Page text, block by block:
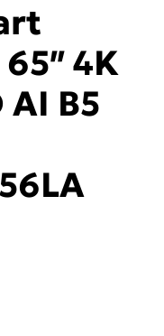
4K
AI B5